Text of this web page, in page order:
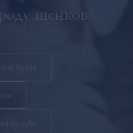
щенков:
бульдог
булли